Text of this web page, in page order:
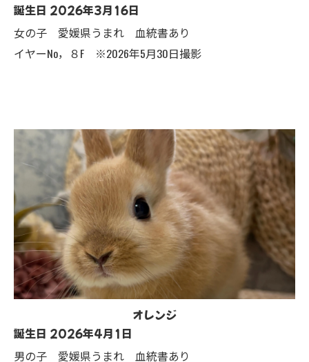
誕生日 2026年3月16日
女の子 愛媛県うまれ 血統書あり
イヤーNo，８F ※2026年5月30日撮影
オレンジ
誕生日 2026年4月1日
男の子 愛媛県うまれ 血統書あり